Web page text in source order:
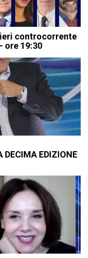
controcorrente
ore 19:30
DECIMA EDIZIONE